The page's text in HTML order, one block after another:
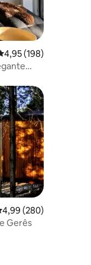
de uma avaliação
4,95 (198)
hóspedes
de uma avaliação
4,99 (280)
Gerês